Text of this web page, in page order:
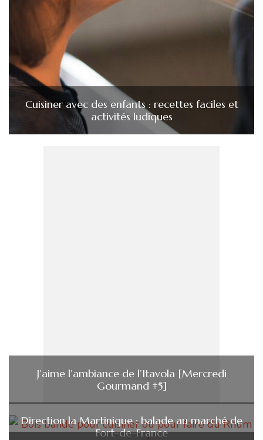
Cuisiner avec des enfants : recettes faciles et
activités ludiques
J’aime l’ambiance de l’Itavola [Mercredi
Gourmand #5]
Direction la Martinique : balade au marché de
Fort-de-France